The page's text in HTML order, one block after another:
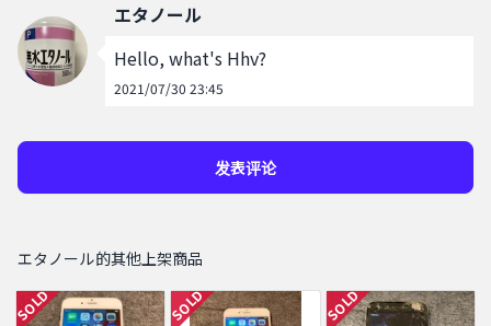
エタノール
Hello, what's Hhv?
2021/07/30 23:45
发表评论
エタノール的其他上架商品
SOLD SOLD SOLD